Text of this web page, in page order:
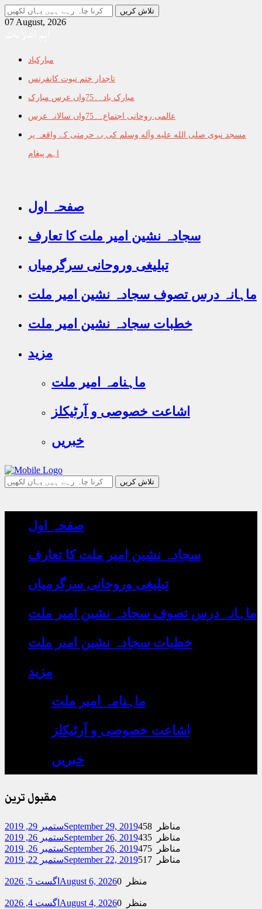
جو
تلاش
یہاں
07 August, 2026
اہم اعلانات
مبارکباد
تاجدار ختم نبوت کانفرنس
مبارک باد۔۔75واں عرس مبارک
عالمی روحانی اجتماع۔۔75واں سالانہ عرس
مسجد نبوی صلى الله عليه وآله وسلم کی بے حرمتی کے واقعہ پر
اہم پیغام
صفحہ اول
سجادہ نشین امیر ملت کا تعارف
تبلیغی وروحانی سرگرمیاں
ماہانہ درس تصوف سجادہ نشین امیر ملت
خطبات سجادہ نشین امیر ملت
مزید
ماہنامہ امیر ملت
اشاعت خصوصی و آرٹیکلز
خبریں
جو
چاہ
صفحہ اول
سجادہ نشین امیر ملت کا تعارف
تبلیغی وروحانی سرگرمیاں
ماہانہ درس تصوف سجادہ نشین امیر ملت
خطبات سجادہ نشین امیر ملت
مزید
ماہنامہ امیر ملت
اشاعت خصوصی و آرٹیکلز
خبریں
مقبول ترین
ستمبر 29, 2019September 29, 2019
458 مناظر
ستمبر 26, 2019September 26, 2019
435 مناظر
ستمبر 26, 2019September 26, 2019
475 مناظر
ستمبر 22, 2019September 22, 2019 517 مناظر
اگست 5, 2026 August 6, 2026 0 منظر
اگست 4, 2026 August 4, 2026 0 منظر